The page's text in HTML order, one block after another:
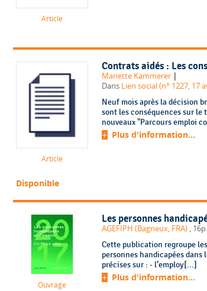
Article
Article
Contrats aidés : Les
Mariette Kammerer |
Dans Lien social (n° 1227, 17
Neuf mois après la décision
sont les conséquences sur le
nouveaux "Parcours emploi
Plus d'information...
Disponible
Ouvrage
Les personnes
AGEFIPH (Bagneux, FRA), 16p.
Cette publication regroupe
personnes handicapées
précises sur : - l’employ[...]
Plus d'information...